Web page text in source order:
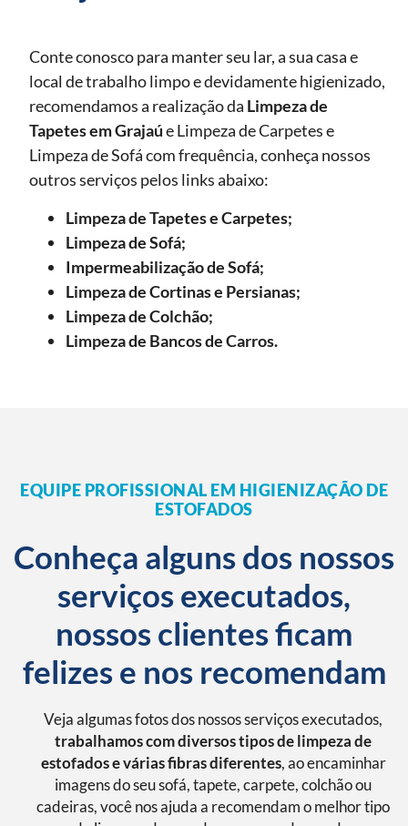
Conte conosco para manter seu lar, a sua casa e
local de trabalho limpo e devidamente higienizado,
recomendamos a realização da Limpeza de
Tapetesem Grajaúe Limpeza de Carpetes e
Limpeza de Sofá com frequência, conheça nossos
outros serviços pelos links abaixo:
Limpeza de Tapetes e Carpetes;
Limpeza de Sofá;
Impermeabilização de Sofá;
Limpeza de Cortinas e Persianas;
Limpeza de Colchão;
Limpeza de Bancos de Carros.
EQUIPE PROFISSIONAL EM HIGIENIZAÇÃO DE
ESTOFADOS
Conheça alguns dos nossos
serviços executados,
nossos clientes ficam
felizes e nos recomendam
Veja algumas fotos dos nossos serviços executados,
trabalhamos com diversos tipos de limpeza de
estofados e várias fibras diferentes, ao encaminhar
imagens do seu sofá, tapete, carpete, colchão ou
cadeiras, você nos ajuda a recomendam o melhor tipo